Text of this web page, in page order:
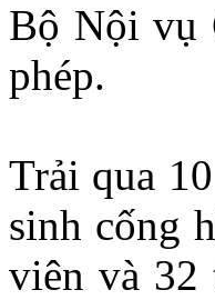
Bộ Nội vụ
phép.
Trải qua
sinh cống
viên và 32